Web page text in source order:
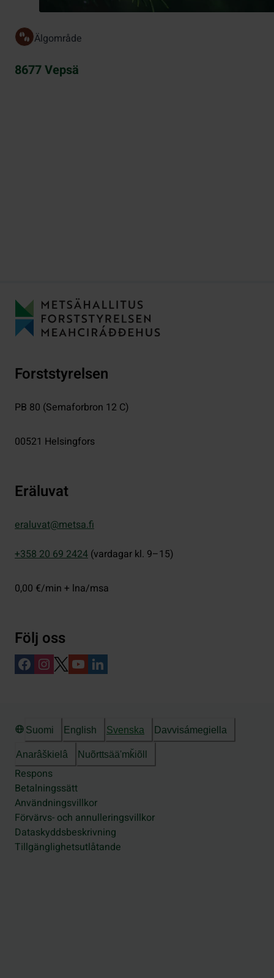
Älgområde
8677 Vepsä
Forststyrelsen
PB 80 (Semaforbron 12 C)
00521 Helsingfors
Eräluvat
eraluvat@metsa.fi
+358 20 69 2424 (vardagar kl. 9–15)
0,00 €/min + lna/msa
Följ oss
Suomi English Svenska Davvisámegiella
Anarâškielâ Nuõrttsääʹmǩiõll
Respons
Betalningssätt
Användningsvillkor
Förvärvs- och annulleringsvillkor
Dataskyddsbeskrivning
Tillgänglighetsutlåtande